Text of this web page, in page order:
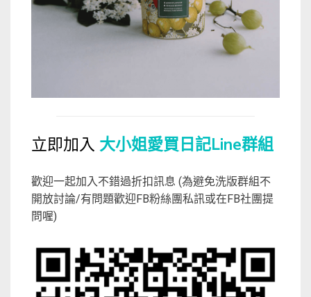
立即加入 大小姐愛買日記Line群組
歡迎一起加入不錯過折扣訊息 (為避免洗版群組不
開放討論/有問題歡迎FB粉絲團私訊或在FB社團提
問喔)